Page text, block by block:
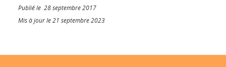
Publié le 28 septembre 2017
Mis à jour le 21 septembre 2023